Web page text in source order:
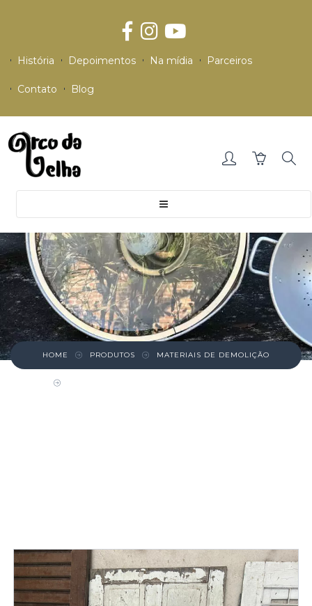
História Depoimentos Na mídia Parceiros
Contato Blog
HOME PRODUTOS MATERIAIS DE DEMOLIÇÃO